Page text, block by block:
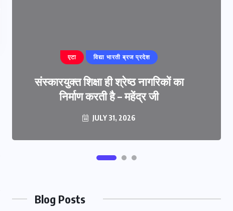
एटा विद्या भारती ब्रज प्रदेश
संस्कारयुक्त शिक्षा ही श्रेष्ठ नागरिकों का
निर्माण करती है – महेंद्र जी
JULY 31, 2026
बरेली
‘प्रज्ञा प्रवाह’ हस्तलिखित पत्रिका का
विमोचन
JULY 29, 2026
Blog Posts